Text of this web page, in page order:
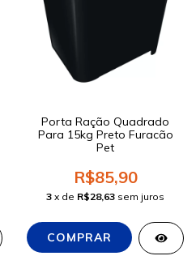
Porta Ração Quadrado
Para 15kg Preto Furacão
Pet
R$85,90
3 x de R$28,63 sem juros